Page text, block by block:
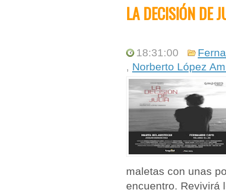
LA DECISIÓN DE
18:31:00
, Norberto López
maletas con unas
encuentro. Revivirá